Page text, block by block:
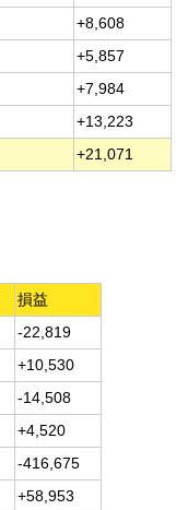
+8,608
+5,857
+7,984
+13,223
+21,071
損益
-22,819
+10,530
-14,508
+4,520
-416,675
+58,953